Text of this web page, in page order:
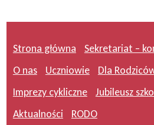
Strona główna Sekretariat –
O nas
Uczniowie
Dla
Imprezy cykliczne
Jubileusz
Aktualności
RODO